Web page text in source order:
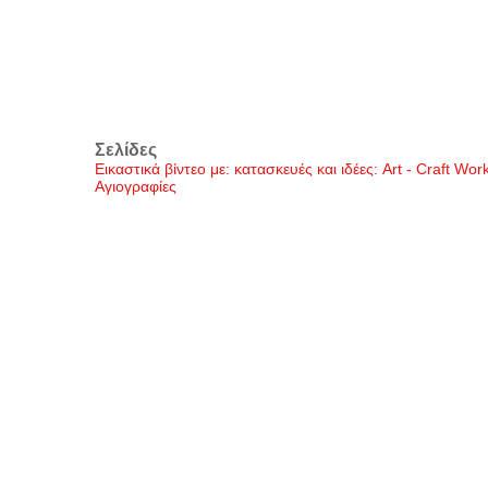
Σελίδες
Εικαστικά βίντεο με: κατασκευές και ιδέες: Art - Craft
Αγιογραφίες